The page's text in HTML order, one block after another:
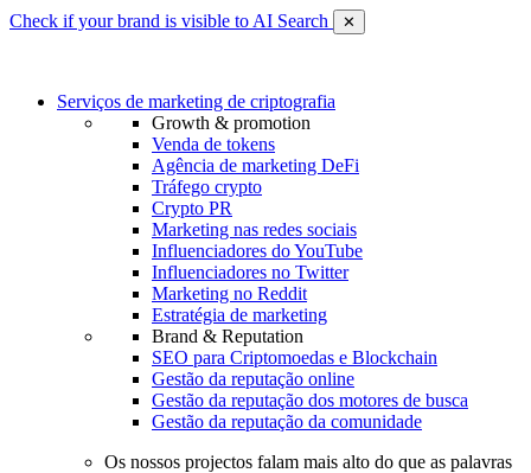
Check if your brand is visible to AI Search ✕
Serviços de marketing de criptografia
Growth & promotion
Venda de tokens
Agência de marketing DeFi
Tráfego crypto
Crypto PR
Marketing nas redes sociais
Influenciadores do YouTube
Influenciadores no Twitter
Marketing no Reddit
Estratégia de marketing
Brand & Reputation
SEO para Criptomoedas e Blockchain
Gestão da reputação online
Gestão da reputação dos motores de busca
Gestão da reputação da comunidade
Os nossos projectos falam mais alto do que as palavras